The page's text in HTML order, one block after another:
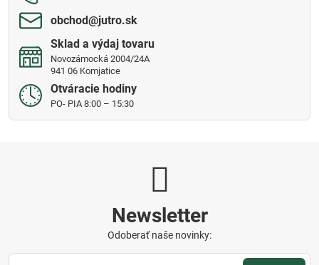
obchod​@jutro​.sk
Sklad a výdaj tovaru
Novozámocká 2004/24A
941 06 Komjatice
Otváracie hodiny
PO- PIA 8:00 – 15:30
Newsletter
Odoberať naše novinky: